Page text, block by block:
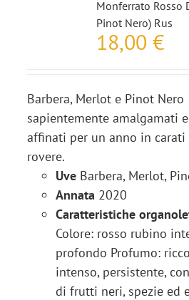
Monferrato Rosso
Pinot Nero) Rus
18,00 €
Barbera, Merlot e Pinot Nero
sapientemente amalgamati
affinati per un anno in carati
rovere.
UveBarbera, Merlot,
Annata 2020
Caratteristiche
Colore: rosso rubino
profondo Profumo:
intenso, persistente,
di frutti neri, spezie ed